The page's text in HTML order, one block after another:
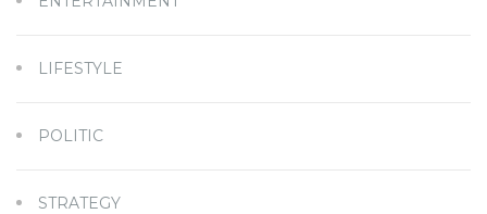
LIFESTYLE
POLITIC
STRATEGY